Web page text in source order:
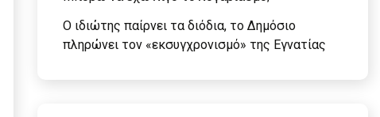
Ο ιδιώτης παίρνει τα διόδια, το Δημόσιο
πληρώνει τον «εκσυγχρονισμό» της Εγνατίας